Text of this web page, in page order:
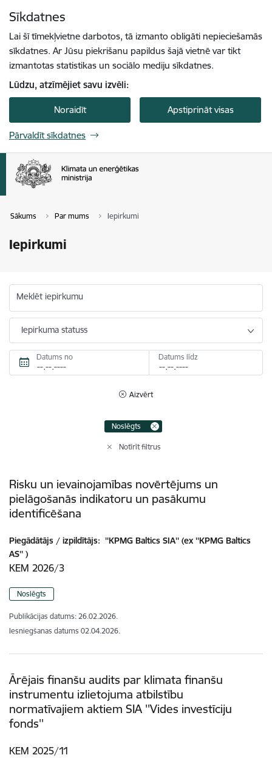
Sīkdatnes
Lai šī tīmekļvietne darbotos, tā izmanto obligāti nepieciešamās
sīkdatnes. Ar Jūsu piekrišanu papildus šajā vietnē var tikt
izmantotas statistikas un sociālo mediju sīkdatnes.
Lūdzu, atzīmējiet savu izvēli:
Noraidīt Apstiprināt visas
Pārvaldīt sīkdatnes
Sākums Par mums Iepirkumi
Iepirkumi
Meklēt iepirkumu
Iepirkuma statuss
Datums no Datums līdz
Aizvērt
Noslēgts
Notīrīt filtrus
Risku un ievainojamības novērtējums un
pielāgošanās indikatoru un pasākumu
identificēšana
Piegādātājs / izpildītājs: ''KPMG Baltics SIA'' (ex ''KPMG Baltics
AS'' )
KEM 2026/3
Noslēgts
Publikācijas datums: 26.02.2026.
Iesniegšanas datums 02.04.2026.
Ārējais finanšu audits par klimata finanšu
instrumentu izlietojuma atbilstību
normatīvajiem aktiem SIA ''Vides investīciju
fonds''
KEM 2025/11